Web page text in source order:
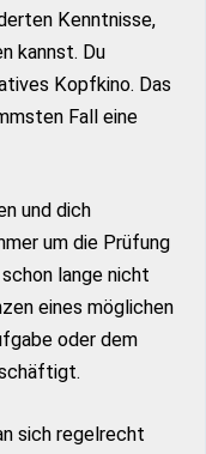
Kenntnisse,
kannst. Du
Kopfkino. Das
Fall eine
und dich
um die Prüfung
lange nicht
eines möglichen
oder dem
sich regelrecht